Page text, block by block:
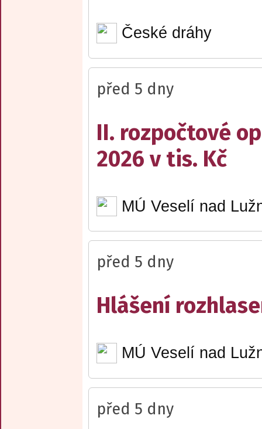
České dráhy
před 5 dny
II. rozpočtové
2026 v tis. Kč
MÚ Veselí nad
před 5 dny
Hlášení
MÚ Veselí nad
před 5 dny